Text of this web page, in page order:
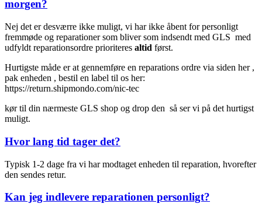
morgen?
Nej det er desværre ikke muligt, vi har ikke åbent for personligt
fremmøde og reparationer som bliver som indsendt med GLS med
udfyldt reparationsordre prioriteres altid først.
Hurtigste måde er at gennemføre en reparations ordre via siden her ,
pak enheden , bestil en label til os her:
https://return.shipmondo.com/nic-tec
kør til din nærmeste GLS shop og drop den så ser vi på det hurtigst
muligt.
Hvor lang tid tager det?
Typisk 1-2 dage fra vi har modtaget enheden til reparation, hvorefter
den sendes retur.
Kan jeg indlevere reparationen personligt?